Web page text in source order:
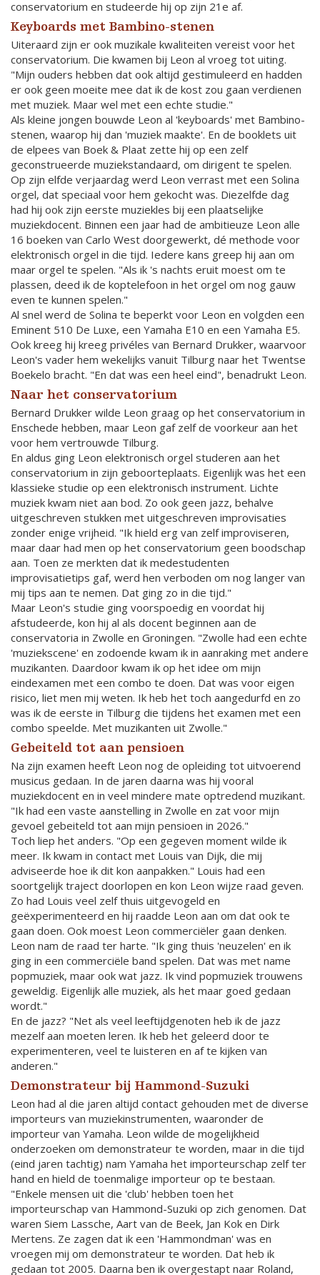
conservatorium en studeerde hij op zijn 21e af.
Keyboards met Bambino-stenen
Uiteraard zijn er ook muzikale kwaliteiten vereist voor het
conservatorium. Die kwamen bij Leon al vroeg tot uiting.
"Mijn ouders hebben dat ook altijd gestimuleerd en hadden
er ook geen moeite mee dat ik de kost zou gaan verdienen
met muziek. Maar wel met een echte studie."
Als kleine jongen bouwde Leon al 'keyboards' met Bambino-
stenen, waarop hij dan 'muziek maakte'. En de booklets uit
de elpees van Boek & Plaat zette hij op een zelf
geconstrueerde muziekstandaard, om dirigent te spelen.
Op zijn elfde verjaardag werd Leon verrast met een Solina
orgel, dat speciaal voor hem gekocht was. Diezelfde dag
had hij ook zijn eerste muziekles bij een plaatselijke
muziekdocent. Binnen een jaar had de ambitieuze Leon alle
16 boeken van Carlo West doorgewerkt, dé methode voor
elektronisch orgel in die tijd. Iedere kans greep hij aan om
maar orgel te spelen. "Als ik 's nachts eruit moest om te
plassen, deed ik de koptelefoon in het orgel om nog gauw
even te kunnen spelen."
Al snel werd de Solina te beperkt voor Leon en volgden een
Eminent 510 De Luxe, een Yamaha E10 en een Yamaha E5.
Ook kreeg hij kreeg privéles van Bernard Drukker, waarvoor
Leon's vader hem wekelijks vanuit Tilburg naar het Twentse
Boekelo bracht. "En dat was een heel eind", benadrukt Leon.
Naar het conservatorium
Bernard Drukker wilde Leon graag op het conservatorium in
Enschede hebben, maar Leon gaf zelf de voorkeur aan het
voor hem vertrouwde Tilburg.
En aldus ging Leon elektronisch orgel studeren aan het
conservatorium in zijn geboorteplaats. Eigenlijk was het een
klassieke studie op een elektronisch instrument. Lichte
muziek kwam niet aan bod. Zo ook geen jazz, behalve
uitgeschreven stukken met uitgeschreven improvisaties
zonder enige vrijheid. "Ik hield erg van zelf improviseren,
maar daar had men op het conservatorium geen boodschap
aan. Toen ze merkten dat ik medestudenten
improvisatietips gaf, werd hen verboden om nog langer van
mij tips aan te nemen. Dat ging zo in die tijd."
Maar Leon's studie ging voorspoedig en voordat hij
afstudeerde, kon hij al als docent beginnen aan de
conservatoria in Zwolle en Groningen. "Zwolle had een echte
'muziekscene' en zodoende kwam ik in aanraking met andere
muzikanten. Daardoor kwam ik op het idee om mijn
eindexamen met een combo te doen. Dat was voor eigen
risico, liet men mij weten. Ik heb het toch aangedurfd en zo
was ik de eerste in Tilburg die tijdens het examen met een
combo speelde. Met muzikanten uit Zwolle."
Gebeiteld tot aan pensioen
Na zijn examen heeft Leon nog de opleiding tot uitvoerend
musicus gedaan. In de jaren daarna was hij vooral
muziekdocent en in veel mindere mate optredend muzikant.
"Ik had een vaste aanstelling in Zwolle en zat voor mijn
gevoel gebeiteld tot aan mijn pensioen in 2026."
Toch liep het anders. "Op een gegeven moment wilde ik
meer. Ik kwam in contact met Louis van Dijk, die mij
adviseerde hoe ik dit kon aanpakken." Louis had een
soortgelijk traject doorlopen en kon Leon wijze raad geven.
Zo had Louis veel zelf thuis uitgevogeld en
geëxperimenteerd en hij raadde Leon aan om dat ook te
gaan doen. Ook moest Leon commerciëler gaan denken.
Leon nam de raad ter harte. "Ik ging thuis 'neuzelen' en ik
ging in een commerciële band spelen. Dat was met name
popmuziek, maar ook wat jazz. Ik vind popmuziek trouwens
geweldig. Eigenlijk alle muziek, als het maar goed gedaan
wordt."
En de jazz? "Net als veel leeftijdgenoten heb ik de jazz
mezelf aan moeten leren. Ik heb het geleerd door te
experimenteren, veel te luisteren en af te kijken van
anderen."
Demonstrateur bij Hammond-Suzuki
Leon had al die jaren altijd contact gehouden met de diverse
importeurs van muziekinstrumenten, waaronder de
importeur van Yamaha. Leon wilde de mogelijkheid
onderzoeken om demonstrateur te worden, maar in die tijd
(eind jaren tachtig) nam Yamaha het importeurschap zelf ter
hand en hield de toenmalige importeur op te bestaan.
"Enkele mensen uit die 'club' hebben toen het
importeurschap van Hammond-Suzuki op zich genomen. Dat
waren Siem Lassche, Aart van de Beek, Jan Kok en Dirk
Mertens. Ze zagen dat ik een 'Hammondman' was en
vroegen mij om demonstrateur te worden. Dat heb ik
gedaan tot 2005. Daarna ben ik overgestapt naar Roland,